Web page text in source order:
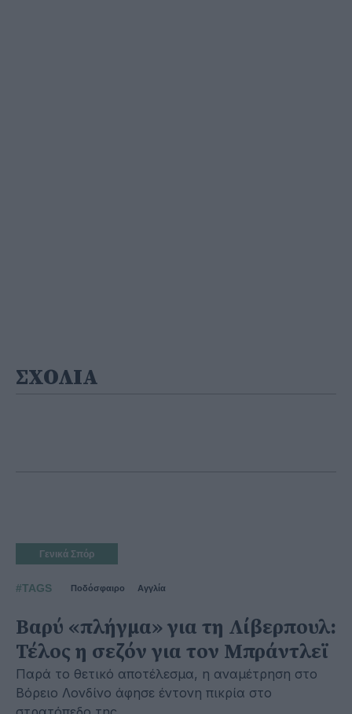
ΣΧΟΛΙΑ
Γενικά Σπόρ
#TAGS Ποδόσφαιρο Αγγλία
Βαρύ «πλήγμα» για τη Λίβερπουλ:
Τέλος η σεζόν για τον Μπράντλεϊ
Παρά το θετικό αποτέλεσμα, η αναμέτρηση στο
Βόρειο Λονδίνο άφησε έντονη πικρία στο